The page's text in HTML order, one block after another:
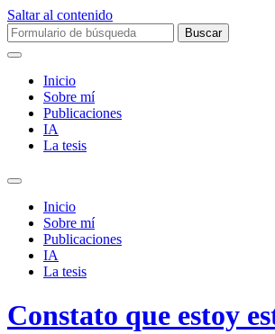
Saltar al contenido
Buscar:
Inicio
Sobre mí­
Publicaciones
IA
La tesis
Alternar
campo
búsqueda
Inicio
Sobre mí­
Publicaciones
IA
La tesis
Constato que estoy